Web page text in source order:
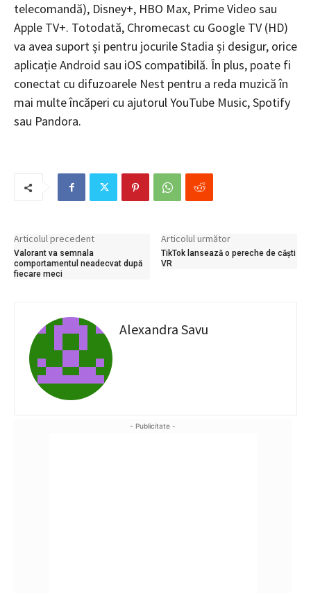
telecomandă), Disney+, HBO Max, Prime Video sau
Apple TV+. Totodată, Chromecast cu Google TV (HD)
va avea suport și pentru jocurile Stadia și desigur, orice
aplicație Android sau iOS compatibilă. În plus, poate fi
conectat cu difuzoarele Nest pentru a reda muzică în
mai multe încăperi cu ajutorul YouTube Music, Spotify
sau Pandora.
Articolul precedent
Valorant va semnala
comportamentul neadecvat după
fiecare meci
Articolul următor
TikTok lansează o pereche de căști
VR
Alexandra Savu
- Publicitate -